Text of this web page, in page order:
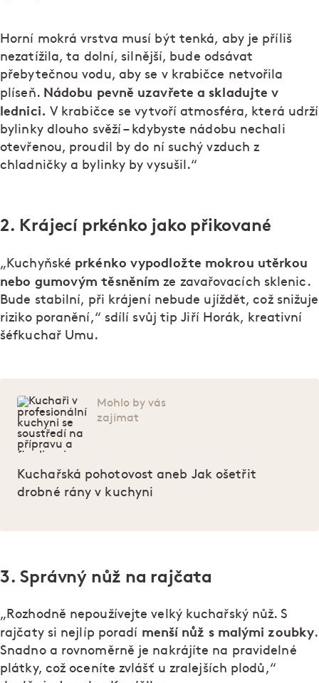
Horní mokrá vrstva musí být tenká, aby je příliš
nezatížila, ta dolní, silnější, bude odsávat
přebytečnou vodu, aby se v krabičce netvořila
plíseň. Nádobu pevně uzavřete a skladujte v
lednici. V krabičce se vytvoří atmosféra, která udrží
bylinky dlouho svěží – kdybyste nádobu nechali
otevřenou, proudil by do ní suchý vzduch z
chladničky a bylinky by vysušil.“
2. Krájecí prkénko jako přikované
„Kuchyňské prkénko vypodložte mokrou utěrkou
nebo gumovým těsněním ze zavařovacích sklenic.
Bude stabilní, při krájení nebude ujíždět, což snižuje
riziko poranění,“ sdílí svůj tip Jiří Horák, kreativní
šéfkuchař Umu.
Mohlo by vás
zajímat
Kuchařská pohotovost aneb Jak ošetřit
drobné rány v kuchyni
3. Správný nůž na rajčata
„Rozhodně nepoužívejte velký kuchařský nůž. S
rajčaty si nejlíp poradí menší nůž s malými zoubky.
Snadno a rovnoměrně je nakrájíte na pravidelné
plátky, což oceníte zvlášť u zralejších plodů,“